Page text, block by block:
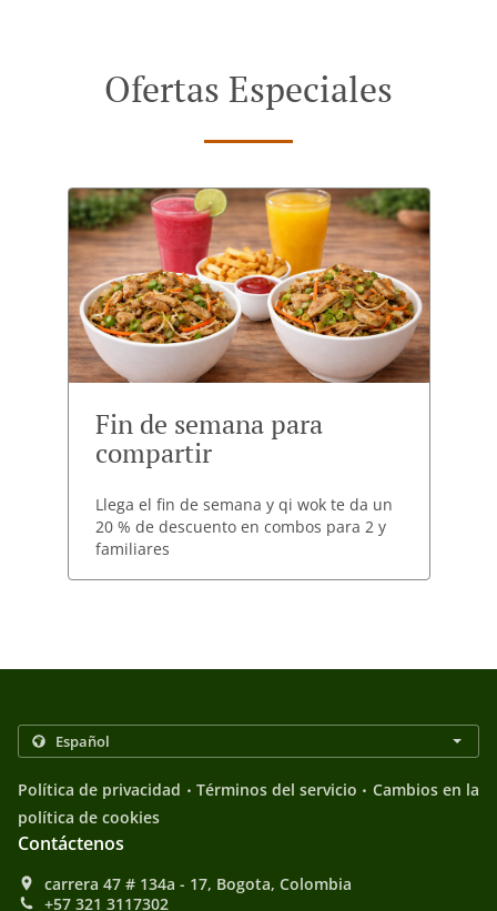
Ofertas Especiales
Fin de semana para
compartir
Llega el fin de semana y qi wok te da un
20 % de descuento en combos para 2 y
familiares
Política de privacidad . Términos del servicio . Cambios en la
política de cookies
Contáctenos
carrera 47 # 134a - 17, Bogota, Colombia
+57 321 3117302